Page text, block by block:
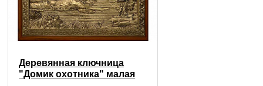
Деревянная ключница
"Домик охотника" малая